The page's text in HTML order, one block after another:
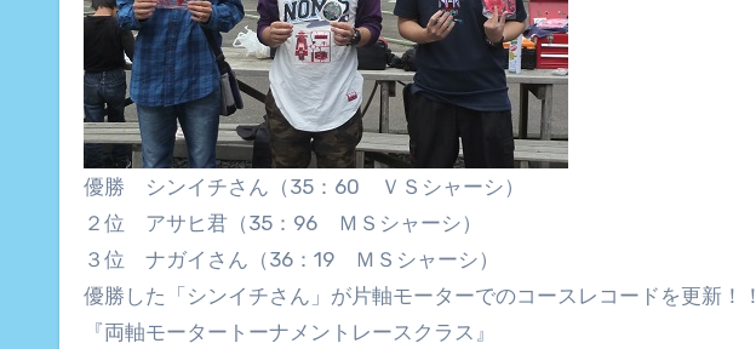
優勝 シンイチさん（35：60 ＶＳシャーシ）
２位 アサヒ君（35：96 ＭＳシャーシ）
３位 ナガイさん（36：19 ＭＳシャーシ）
優勝した「シンイチさん」が片軸モーターでのコースレコードを更新！！
『両軸モータートーナメントレースクラス』